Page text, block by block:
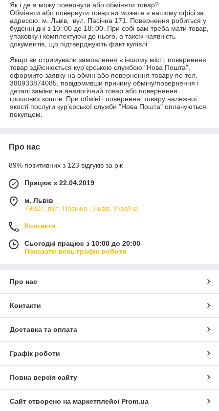
Як і де я можу повернути або обміняти товар?
Обміняти або повернути товар ви можете в нашому офісі за
адресою: м. Львів,  вул. Пасічна 171. Повернення робиться у
буденні дні з 10: 00 до 18: 00. При собі вам треба мати товар,
упаковку і комплектуючі до нього, а також наявність
документів, що підтверджують факт купівлі.
Якщо ви отримували замовлення в іншому місті, повернення
товар здійснюється кур'єрською службою "Нова Пошта",
оформите заявку на обмін або повернення товару по тел.
380933874085, повідомивши причину обміну/повернення і
деталі заміни на аналогічний товар або повернення
грошових коштів. При обміні і поверненні товару належної
якості послуги кур'єрської служби "Нова Пошта" оплачуються
покупцем.
Про нас
89% позитивних з 123 відгуків за рік
Працює з 22.04.2019
м. Львів
79027, вул. Пасічна , Львів, Україна
Контакти
Сьогодні працює з 10:00 до 20:00
Показати весь графік роботи
Про нас
Контакти
Доставка та оплата
Графік роботи
Повна версія сайту
Сайт створено на маркетплейсі Prom.ua